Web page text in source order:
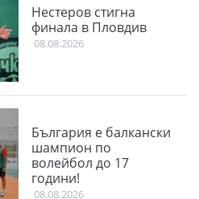
Нестеров стигна
финала в Пловдив
08.08.2026
България е балкански
шампион по
волейбол до 17
години!
08.08.2026